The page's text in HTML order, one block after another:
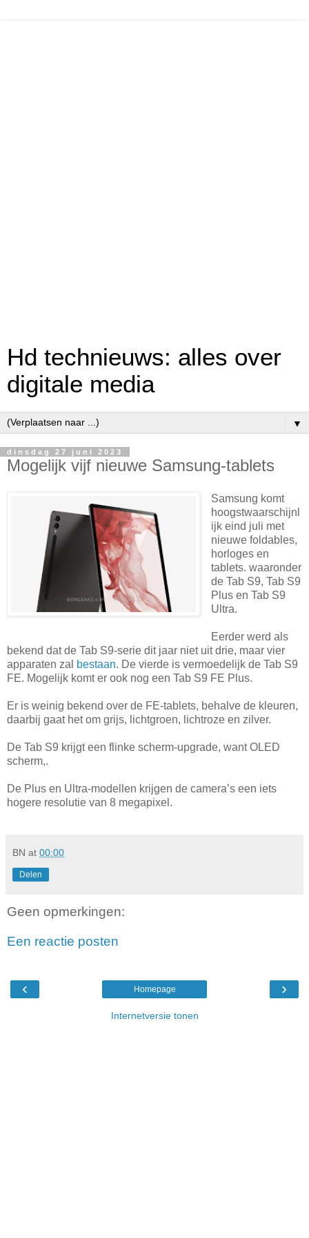
Hd technieuws: alles over
digitale media
▼
dinsdag 27 juni 2023
Mogelijk vijf nieuwe Samsung-tablets
Samsung komt
hoogstwaarschijnl
ijk eind juli met
nieuwe foldables,
horloges en
tablets. waaronder
de Tab S9, Tab S9
Plus en Tab S9
Ultra.
Eerder werd als
bekend dat de Tab S9-serie dit jaar niet uit drie, maar vier
apparaten zal
bestaan. De vierde is vermoedelijk de Tab S9
FE. Mogelijk komt er ook nog een Tab S9 FE Plus.
Er is weinig bekend over de FE-tablets, behalve de kleuren,
daarbij gaat het om grijs, lichtgroen, lichtroze en zilver.
De Tab S9 krijgt een flinke scherm-upgrade, want OLED
scherm,.
De Plus en Ultra-modellen krijgen de camera’s een iets
hogere resolutie van 8 megapixel.
BN at 00:00
Delen
Geen opmerkingen:
Een reactie posten
‹ ›
Homepage
Internetversie tonen